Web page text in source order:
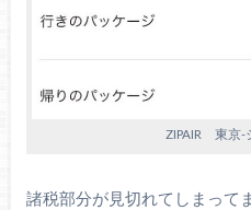
ZIPAIR 東京-
諸税部分が見切れてしまって